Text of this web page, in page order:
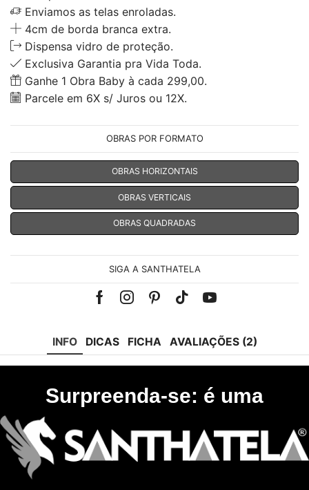
Enviamos as telas enroladas.
4cm de borda branca extra.
Dispensa vidro de proteção.
Exclusiva Garantia pra Vida Toda.
Ganhe 1 Obra Baby à cada 299,00.
Parcele em 6X s/ Juros ou 12X.
OBRAS POR FORMATO
OBRAS HORIZONTAIS
OBRAS VERTICAIS
OBRAS QUADRADAS
SIGA A SANTHATELA
FacebookInstagramPinterest
Tik-Youtube
INFO DICAS FICHA AVALIAÇÕES (2)
Surpreenda-se: é uma